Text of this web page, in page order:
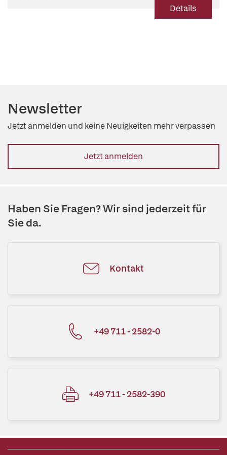
Details
Newsletter
Jetzt anmelden und keine Neuigkeiten mehr verpassen
Jetzt anmelden
Haben Sie Fragen? Wir sind jederzeit für
Sie da.
Kontakt
+49 711 - 2582-0
+49 711 - 2582-390